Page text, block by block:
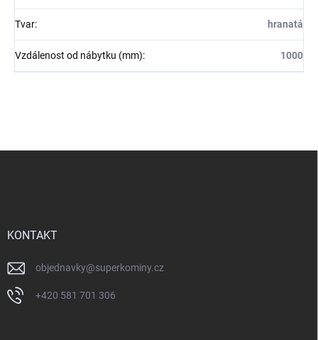
Tvar: hranatá
Vzdálenost od nábytku (mm): 1000
KONTAKT
objednavky@superkominy.cz
+420 581 701 306